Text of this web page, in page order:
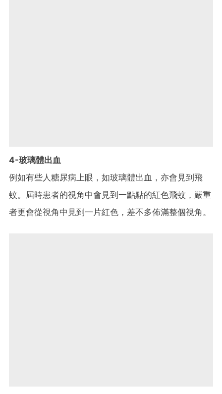
4-玻璃體出血
例如有些人糖尿病上眼，如玻璃體出血，亦會見到飛
蚊。屆時患者的視角中會見到一點點的紅色飛蚊，嚴重
者更會從視角中見到一片紅色，差不多佈滿整個視角。